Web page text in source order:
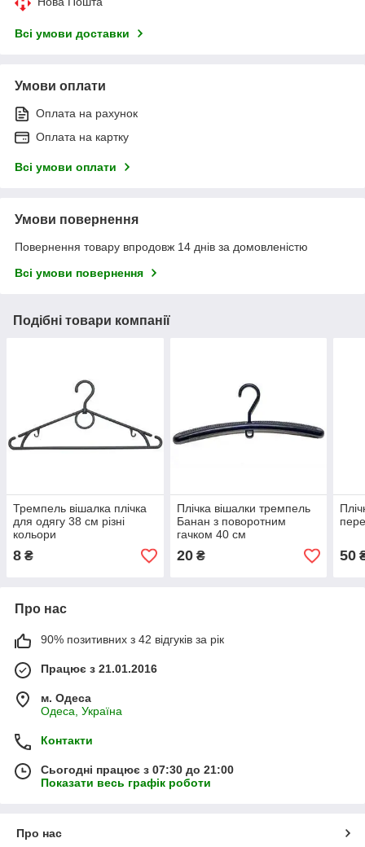
Всі умови доставки
Умови оплати
Оплата на рахунок
Оплата на картку
Всі умови оплати
Умови повернення
Повернення товару впродовж 14 днів за домовленістю
Всі умови повернення
Подібні товари компанії
Тремпель вішалка плічка
для одягу 38 см різні
кольори
8 ₴
Плічка вішалки тремпель
Банан з поворотним
гачком 40 см
20₴ 50
Про нас
90% позитивних з 42 відгуків за рік
Працює з 21.01.2016
м. Одеса
Одеса, Україна
Контакти
Сьогодні працює з 07:30 до 21:00
Показати весь графік роботи
Про нас